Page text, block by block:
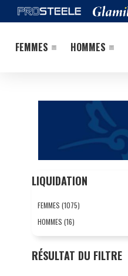
FEMMES HOMMES
LIQUIDATION
FEMMES (1075)
HOMMES (16)
RÉSULTAT DU FILTRE